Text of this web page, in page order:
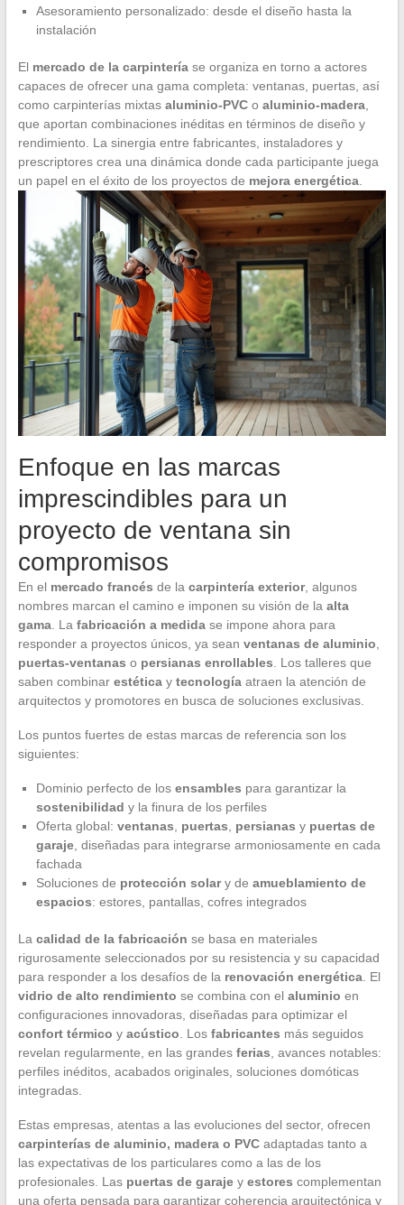
Asesoramiento personalizado: desde el diseño hasta la
instalación
El mercado de la carpinteríase organiza en torno a actores
capaces de ofrecer una gama completa: ventanas, puertas, así
como carpinterías mixtas aluminio-PVCo aluminio-madera,
que aportan combinaciones inéditas en términos de diseño y
rendimiento. La sinergia entre fabricantes, instaladores y
prescriptores crea una dinámica donde cada participante juega
un papel en el éxito de los proyectos de mejora energética.
Enfoque en las marcas
imprescindibles para un
proyecto de ventana sin
compromisos
En el mercado francés de la carpintería exterior, algunos
nombres marcan el camino e imponen su visión de la alta
gama. La fabricación a medidase impone ahora para
responder a proyectos únicos, ya sean ventanas de aluminio
puertas-ventanas o persianas enrollables . Los talleres que
saben combinar estéticay tecnologíaatraen la atención de
arquitectos y promotores en busca de soluciones exclusivas.
Los puntos fuertes de estas marcas de referencia son los
siguientes:
Dominio perfecto de los ensambles para garantizar la
sostenibilidad y la finura de los perfiles
Oferta global: ventanas puertas persianas y puertas de
garaje, diseñadas para integrarse armoniosamente en cada
fachada
Soluciones de protección solary de amueblamiento de
espacios: estores, pantallas, cofres integrados
La calidad de la fabricación se basa en materiales
rigurosamente seleccionados por su resistencia y su capacidad
para responder a los desafíos de la renovación energética. El
vidrio de alto rendimiento se combina con el aluminio en
configuraciones innovadoras, diseñadas para optimizar el
confort térmico y acústico . Los fabricantes más seguidos
revelan regularmente, en las grandes ferias , avances notables:
perfiles inéditos, acabados originales, soluciones domóticas
integradas.
Estas empresas, atentas a las evoluciones del sector, ofrecen
carpinterías de aluminio, madera o PVCadaptadas tanto a
las expectativas de los particulares como a las de los
profesionales. Las puertas de garajey estores complementan
una oferta pensada para garantizar coherencia arquitectónica y